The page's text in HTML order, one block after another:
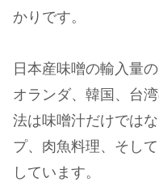
かりです。
日本産味噌の輸入量
オランダ、韓国、台
法は味噌汁だけでは
プ、肉魚料理、そし
しています。